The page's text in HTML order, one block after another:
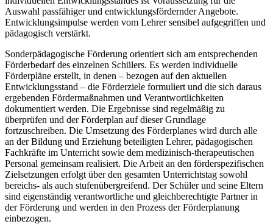
Auswahl passfähiger und entwicklungsfördernder Angebote.
Entwicklungsimpulse werden vom Lehrer sensibel aufgegriffen und
pädagogisch verstärkt.
Sonderpädagogische Förderung orientiert sich am entsprechenden
Förderbedarf des einzelnen Schülers. Es werden individuelle
Förderpläne erstellt, in denen – bezogen auf den aktuellen
Entwicklungsstand – die Förderziele formuliert und die sich daraus
ergebenden Fördermaßnahmen und Verantwortlichkeiten
dokumentiert werden. Die Ergebnisse sind regelmäßig zu
überprüfen und der Förderplan auf dieser Grundlage
fortzuschreiben. Die Umsetzung des Förderplanes wird durch alle
an der Bildung und Erziehung beteiligten Lehrer, pädagogischen
Fachkräfte im Unterricht sowie dem medizinisch-therapeutischen
Personal gemeinsam realisiert. Die Arbeit an den förderspezifischen
Zielsetzungen erfolgt über den gesamten Unterrichtstag sowohl
bereichs- als auch stufenübergreifend. Der Schüler und seine Eltern
sind eigenständig verantwortliche und gleichberechtigte Partner in
der Förderung und werden in den Prozess der Förderplanung
einbezogen.